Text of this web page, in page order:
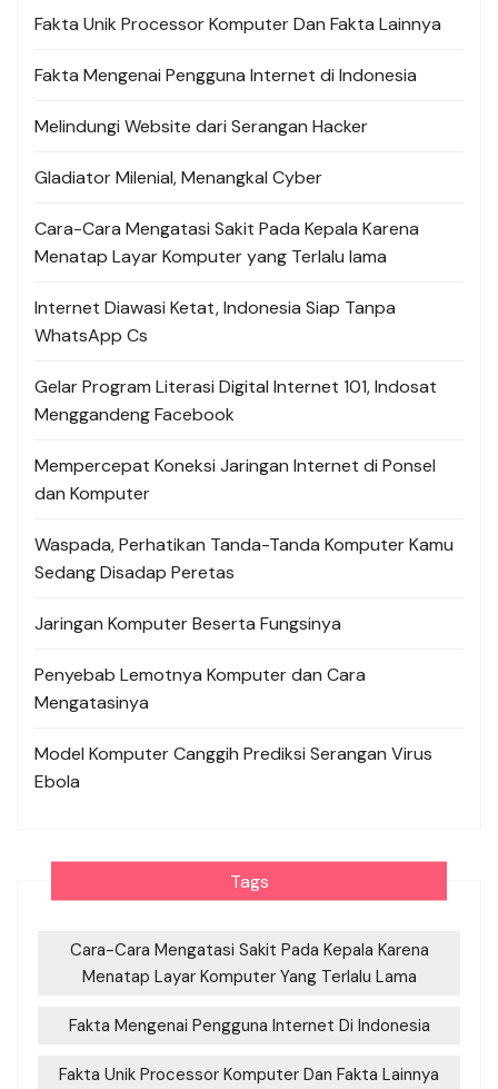
Fakta Unik Processor Komputer Dan Fakta Lainnya
Fakta Mengenai Pengguna Internet di Indonesia
Melindungi Website dari Serangan Hacker
Gladiator Milenial, Menangkal Cyber
Cara-Cara Mengatasi Sakit Pada Kepala Karena
Menatap Layar Komputer yang Terlalu lama
Internet Diawasi Ketat, Indonesia Siap Tanpa
WhatsApp Cs
Gelar Program Literasi Digital Internet 101, Indosat
Menggandeng Facebook
Mempercepat Koneksi Jaringan Internet di Ponsel
dan Komputer
Waspada, Perhatikan Tanda-Tanda Komputer Kamu
Sedang Disadap Peretas
Jaringan Komputer Beserta Fungsinya
Penyebab Lemotnya Komputer dan Cara
Mengatasinya
Model Komputer Canggih Prediksi Serangan Virus
Ebola
Tags
Cara-Cara Mengatasi Sakit Pada Kepala Karena
Menatap Layar Komputer Yang Terlalu Lama
Fakta Mengenai Pengguna Internet Di Indonesia
Fakta Unik Processor Komputer Dan Fakta Lainnya